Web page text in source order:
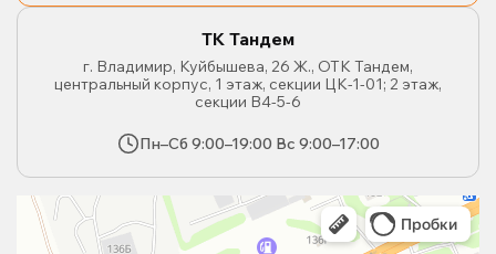
ТК Тандем
г. Владимир, Куйбышева, 26 Ж., ОТК Тандем,
центральный корпус, 1 этаж, секции ЦК-1-01; 2 этаж,
секции В4-5-6
Пн–Сб 9:00–19:00 Вс 9:00–17:00